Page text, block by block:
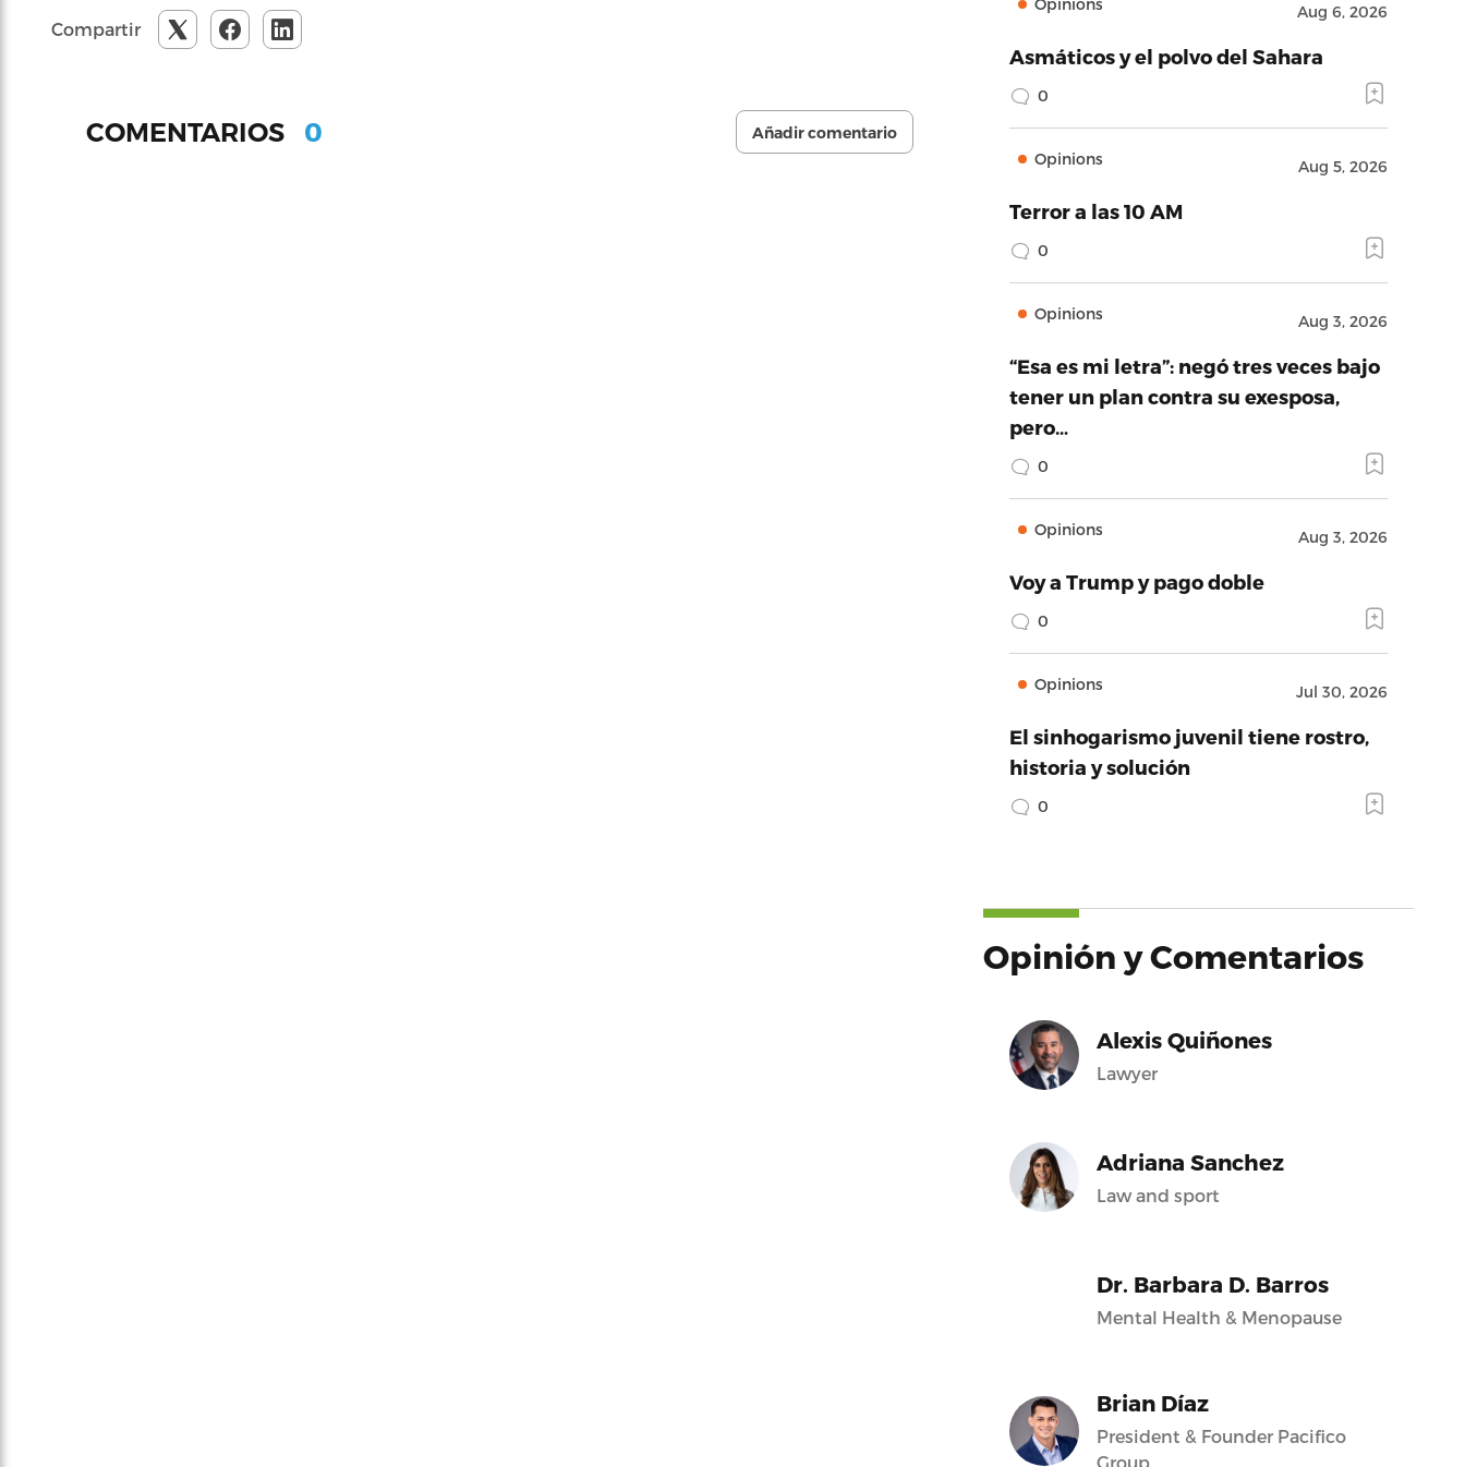
Compartir
COMENTARIOS 0 Añadir comentario
Opinions Aug 6, 2026
Asmáticos y el polvo del Sahara
0
Opinions Aug 5, 2026
Terror a las 10 AM
0
Opinions Aug 3, 2026
“Esa es mi letra”: negó tres veces bajo
tener un plan contra su exesposa,
pero…
0
Opinions Aug 3, 2026
Voy a Trump y pago doble
0
Opinions Jul 30, 2026
El sinhogarismo juvenil tiene rostro,
historia y solución
0
Opinión y Comentarios
Alexis Quiñones
Lawyer
Adriana Sanchez
Law and sport
Dr. Barbara D. Barros
Mental Health & Menopause
Brian Díaz
President & Founder Pacifico
Group